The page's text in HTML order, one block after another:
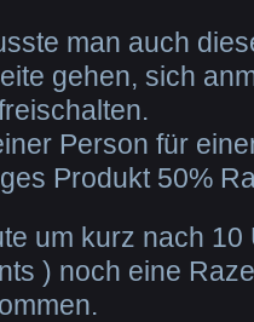
man auch
gehen, sich
Person für
Produkt 50%
um kurz nach 10
) noch eine